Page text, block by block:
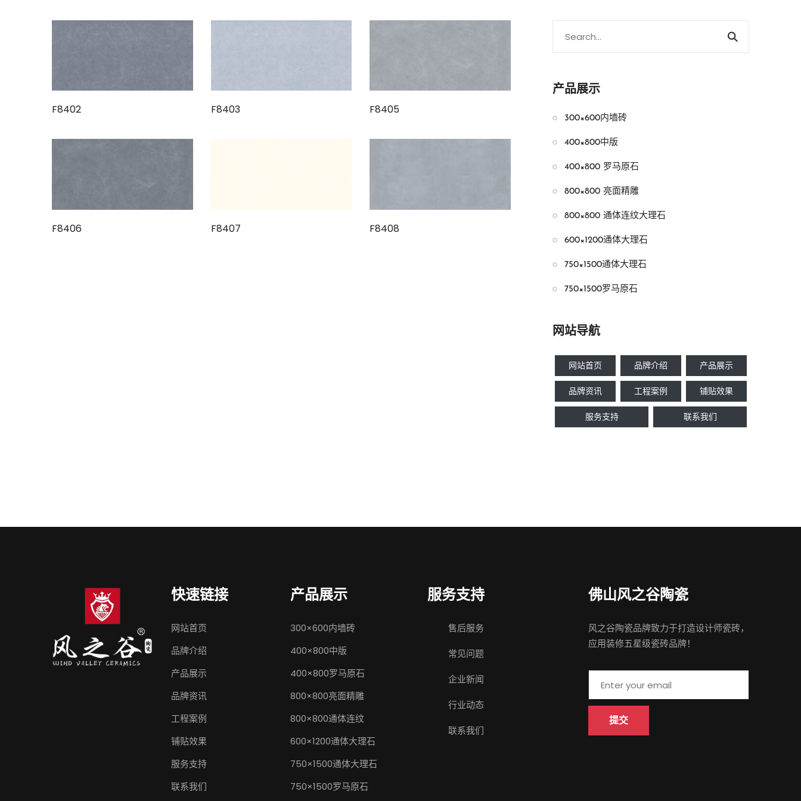
F8402 F8403 F8405
F8406 F8407 F8408
产品展示
300×600内墙砖
400×800中版
400×800 罗马原石
800×800 亮面精雕
800×800 通体连纹大理石
600×1200通体大理石
750×1500通体大理石
750×1500罗马原石
网站导航
网站首页 品牌介绍 产品展示
品牌资讯 工程案例 铺贴效果
服务支持 联系我们
快速链接
网站首页
品牌介绍
产品展示
品牌资讯
工程案例
铺贴效果
服务支持
联系我们
产品展示
300×600内墙砖
400×800中版
400×800罗马原石
800×800亮面精雕
800×800通体连纹
600×1200通体大理石
750×1500通体大理石
750×1500罗马原石
服务支持
售后服务
常见问题
企业新闻
行业动态
联系我们
佛山 风之谷陶瓷
风之谷陶瓷品牌致力于打造设计师瓷砖，
应用装修五星级瓷砖品牌！
提交